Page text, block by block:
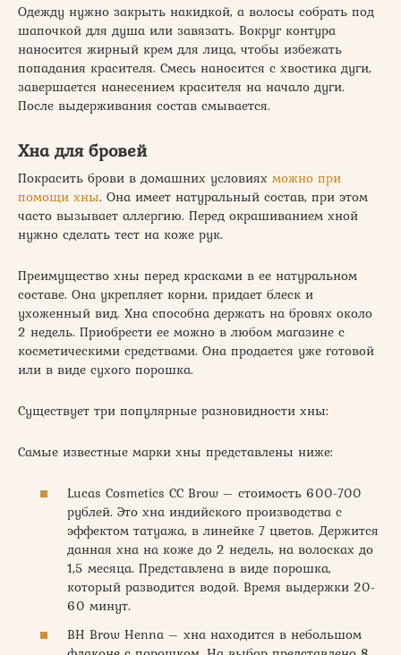
Одежду нужно закрыть накидкой, а волосы собрать под
шапочкой для душа или завязать. Вокруг контура
наносится жирный крем для лица, чтобы избежать
попадания красителя. Смесь наносится с хвостика дуги,
завершается нанесением красителя на начало дуги.
После выдерживания состав смывается.
Хна для бровей
Покрасить брови в домашних условиях можно при
помощи хны. Она имеет натуральный состав, при этом
часто вызывает аллергию. Перед окрашиванием хной
нужно сделать тест на коже рук.
Преимущество хны перед красками в ее натуральном
составе. Она укрепляет корни, придает блеск и
ухоженный вид. Хна способна держать на бровях около
2 недель. Приобрести ее можно в любом магазине с
косметическими средствами. Она продается уже готовой
или в виде сухого порошка.
Существует три популярные разновидности хны:
Самые известные марки хны представлены ниже:
Lucas Cosmetics CC Brow – стоимость 600-700
рублей. Это хна индийского производства с
эффектом татуажа, в линейке 7 цветов. Держится
данная хна на коже до 2 недель, на волосках до
1,5 месяца. Представлена в виде порошка,
который разводится водой. Время выдержки 20-
60 минут.
BH Brow Henna – хна находится в небольшом